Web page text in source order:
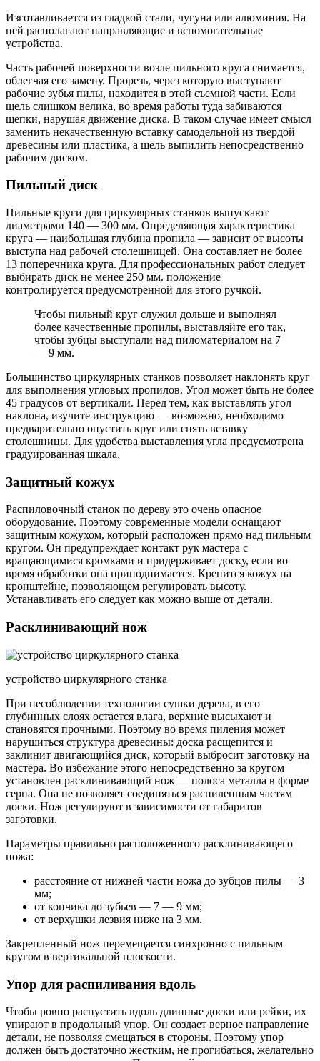
Изготавливается из гладкой стали, чугуна или алюминия. На
ней располагают направляющие и вспомогательные
устройства.
Часть рабочей поверхности возле пильного круга снимается,
облегчая его замену. Прорезь, через которую выступают
рабочие зубья пилы, находится в этой съемной части. Если
щель слишком велика, во время работы туда забиваются
щепки, нарушая движение диска. В таком случае имеет смысл
заменить некачественную вставку самодельной из твердой
древесины или пластика, а щель выпилить непосредственно
рабочим диском.
Пильный диск
Пильные круги для циркулярных станков выпускают
диаметрами 140 — 300 мм. Определяющая характеристика
круга — наибольшая глубина пропила — зависит от высоты
выступа над рабочей столешницей. Она составляет не более
13 поперечника круга. Для профессиональных работ следует
выбирать диск не менее 250 мм. положение
контролируется предусмотренной для этого ручкой.
Чтобы пильный круг служил дольше и выполнял
более качественные пропилы, выставляйте его так,
чтобы зубцы выступали над пиломатериалом на 7
— 9 мм.
Большинство циркулярных станков позволяет наклонять круг
для выполнения угловых пропилов. Угол может быть не более
45 градусов от вертикали. Перед тем, как выставлять угол
наклона, изучите инструкцию — возможно, необходимо
предварительно опустить круг или снять вставку
столешницы. Для удобства выставления угла предусмотрена
градуированная шкала.
Защитный кожух
Распиловочный станок по дереву это очень опасное
оборудование. Поэтому современные модели оснащают
защитным кожухом, который расположен прямо над пильным
кругом. Он предупреждает контакт рук мастера с
вращающимися кромками и придерживает доску, если во
время обработки она приподнимается. Крепится кожух на
кронштейне, позволяющем регулировать высоту.
Устанавливать его следует как можно выше от детали.
Расклинивающий нож
устройство циркулярного станка
При несоблюдении технологии сушки дерева, в его
глубинных слоях остается влага, верхние высыхают и
становятся прочными. Поэтому во время пиления может
нарушиться структура древесины: доска расщепится и
заклинит двигающийся диск, который выбросит заготовку на
мастера. Во избежание этого непосредственно за кругом
установлен расклинивающий нож — полоса металла в форме
серпа. Она не позволяет соединяться распиленным частям
доски. Нож регулируют в зависимости от габаритов
заготовки.
Параметры правильно расположенного расклинивающего
ножа:
расстояние от нижней части ножа до зубцов пилы — 3
мм;
от кончика до зубьев — 7 — 9 мм;
от верхушки лезвия ниже на 3 мм.
Закрепленный нож перемещается синхронно с пильным
кругом в вертикальной плоскости.
Упор для распиливания вдоль
Чтобы ровно распустить вдоль длинные доски или рейки, их
упирают в продольный упор. Он создает верное направление
детали, не позволяя смещаться в стороны. Поэтому упор
должен быть достаточно жестким, не прогибаться, желательно